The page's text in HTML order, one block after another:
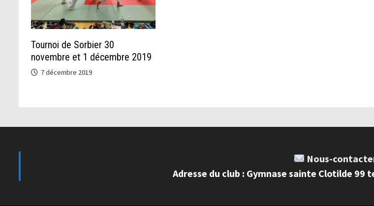
Tournoi de Sorbier 30
novembre et 1 décembre 2019
7 décembre 2019
Nous-
Adresse du club : Gymnase sainte Clotilde 99